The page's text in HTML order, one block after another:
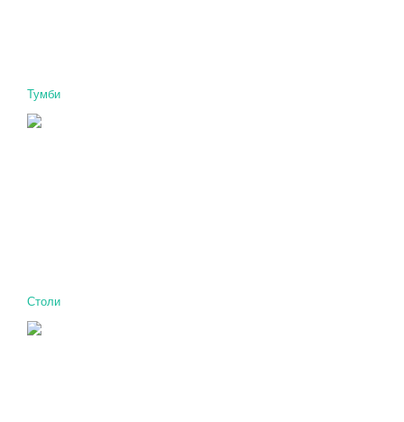
Тумби
Столи